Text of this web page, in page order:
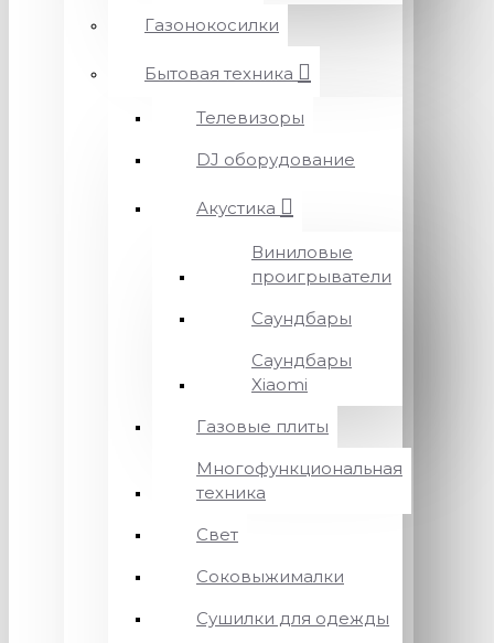
Газонокосилки
Бытовая техника
Телевизоры
DJ оборудование
Акустика
Виниловые
проигрыватели
Саундбары
Саундбары
Xiaomi
Газовые плиты
Многофункциональная
техника
Свет
Соковыжималки
Сушилки для одежды